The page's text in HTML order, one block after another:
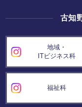
古知
地域・
ITビジネス科
福祉科